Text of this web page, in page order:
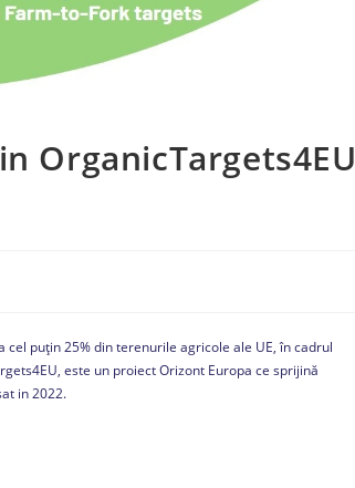
OrganicTargets4EU
puțin 25% din terenurile agricole ale UE, în cadrul
este un proiect Orizont Europa ce sprijină
in 2022.